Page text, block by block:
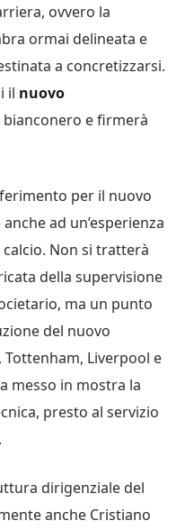
ovvero la
ormai delineata e
a concretizzarsi.
il nuovo
bianconero e firmerà
per il nuovo
ad un’esperienza
Non si tratterà
della supervisione
ma un punto
del nuovo
Liverpool e
messo in mostra la
presto al servizio
dirigenziale del
anche Cristiano